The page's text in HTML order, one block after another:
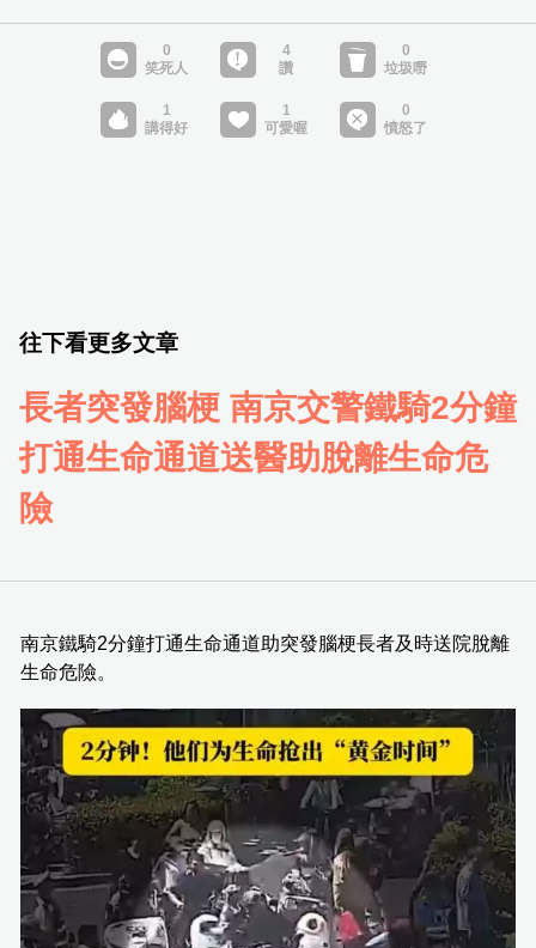
往下看更多文章
長者突發腦梗 南京交警鐵騎2分鐘
打通生命通道送醫助脫離生命危
險
南京鐵騎2分鐘打通生命通道助突發腦梗長者及時送院脫離
生命危險。